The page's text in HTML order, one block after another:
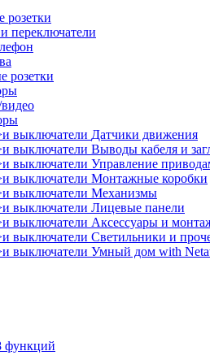
розетки
переключатели
розетки
Датчики движения
Выводы кабеля и
Управление
Монтажные коробки
Механизмы
Лицевые панели
Аксессуары и
Светильники и
Умный дом with
функций